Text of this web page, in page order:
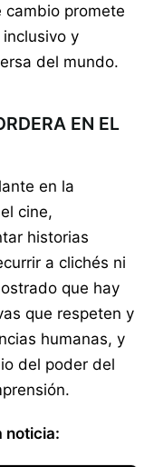
cambio promete
y
del mundo.
EN EL
en la
cine,
historias
a clichés ni
que hay
que respeten y
humanas, y
del poder del
noticia: